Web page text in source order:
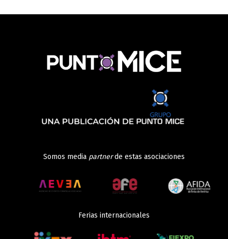
Somos media partnerde estas asociaciones
Ferias internacionales